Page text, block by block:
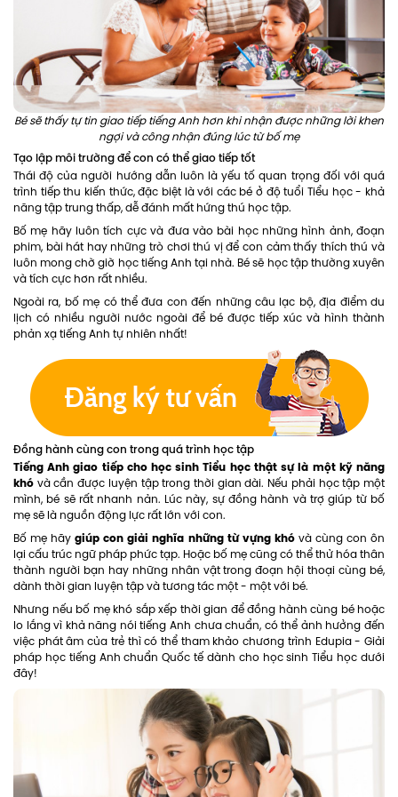
Bé sẽ thấy tự tin giao tiếp tiếng Anh hơn khi nhận được những lời khen
ngợi và công nhận đúng lúc từ bố mẹ
Tạo lập môi trường để con có thể giao tiếp tốt
Thái độ của người hướng dẫn luôn là yếu tố quan trọng đối với quá
trình tiếp thu kiến thức, đặc biệt là với các bé ở độ tuổi Tiểu học - khả
năng tập trung thấp, dễ đánh mất hứng thú học tập.
Bố mẹ hãy luôn tích cực và đưa vào bài học những hình ảnh, đoạn
phim, bài hát hay những trò chơi thú vị để con cảm thấy thích thú và
luôn mong chờ giờ học tiếng Anh tại nhà. Bé sẽ học tập thường xuyên
và tích cực hơn rất nhiều.
Ngoài ra, bố mẹ có thể đưa con đến những câu lạc bộ, địa điểm du
lịch có nhiều người nước ngoài để bé được tiếp xúc và hình thành
phản xạ tiếng Anh tự nhiên nhất!
Đồng hành cùng con trong quá trình học tập
Tiếng Anh giao tiếp cho học sinh Tiểu học thật sự là một kỹ năng
khó và cần được luyện tập trong thời gian dài. Nếu phải học tập một
mình, bé sẽ rất nhanh nản. Lúc này, sự đồng hành và trợ giúp từ bố
mẹ sẽ là nguồn động lực rất lớn với con.
Bố mẹ hãygiúp con giải nghĩa những từ vựng khóvà cùng con ôn
lại cấu trúc ngữ pháp phức tạp. Hoặc bố mẹ cũng có thể thử hóa thân
thành người bạn hay những nhân vật trong đoạn hội thoại cùng bé,
dành thời gian luyện tập và tương tác một - một với bé.
Nhưng nếu bố mẹ khó sắp xếp thời gian để đồng hành cùng bé hoặc
lo lắng vì khả năng nói tiếng Anh chưa chuẩn, có thể ảnh hưởng đến
việc phát âm của trẻ thì có thể tham khảo chương trình Edupia - Giải
pháp học tiếng Anh chuẩn Quốc tế dành cho học sinh Tiểu học dưới
đây!